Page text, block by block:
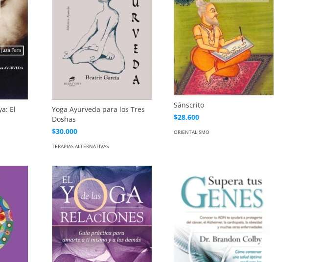
El
Yoga Ayurveda para los Tres
Doshas
$30.000
TERAPIAS ALTERNATIVAS
Sánscrito
$28.600
ORIENTALISMO